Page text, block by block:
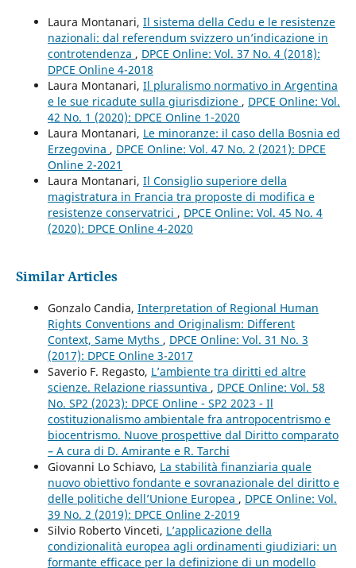
Laura Montanari, Il sistema della Cedu e le resistenze
nazionali: dal referendum svizzero un’indicazione in
controtendenza , DPCE Online: Vol. 37 No. 4 (2018):
DPCE Online 4-2018
Laura Montanari, Il pluralismo normativo in Argentina
e le sue ricadute sulla giurisdizione , DPCE Online: Vol.
42 No. 1 (2020): DPCE Online 1-2020
Laura Montanari, Le minoranze: il caso della Bosnia ed
Erzegovina , DPCE Online: Vol. 47 No. 2 (2021): DPCE
Online 2-2021
Laura Montanari, Il Consiglio superiore della
magistratura in Francia tra proposte di modifica e
resistenze conservatrici , DPCE Online: Vol. 45 No. 4
(2020): DPCE Online 4-2020
Similar Articles
Gonzalo Candia, Interpretation of Regional Human
Rights Conventions and Originalism: Different
Context, Same Myths , DPCE Online: Vol. 31 No. 3
(2017): DPCE Online 3-2017
Saverio F. Regasto, L’ambiente tra diritti ed altre
scienze. Relazione riassuntiva , DPCE Online: Vol. 58
No. SP2 (2023): DPCE Online - SP2 2023 - Il
costituzionalismo ambientale fra antropocentrismo e
biocentrismo. Nuove prospettive dal Diritto comparato
– A cura di D. Amirante e R. Tarchi
Giovanni Lo Schiavo, La stabilità finanziaria quale
nuovo obiettivo fondante e sovranazionale del diritto e
delle politiche dell’Unione Europea , DPCE Online: Vol.
39 No. 2 (2019): DPCE Online 2-2019
Silvio Roberto Vinceti, L’applicazione della
condizionalità europea agli ordinamenti giudiziari: un
formante efficace per la definizione di un modello